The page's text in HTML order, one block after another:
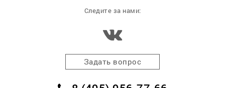
Следите за нами:
Задать вопрос